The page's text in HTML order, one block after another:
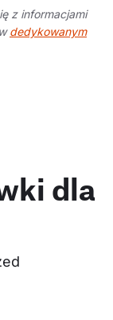
z informacjami
dedykowanym
dla